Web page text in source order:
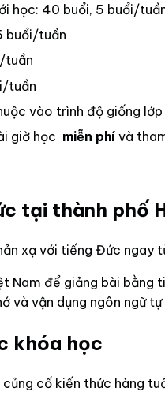
học: 40 buổi, 5 buổi/
buổi/tuần
tuần
tuần
vào trình độ giống
giờ học miễn phí và
tại thành phố
xạ với tiếng Đức ngay
Nam để giảng bài
và vận dụng ngôn ngữ tự
khóa học
cố kiến thức hàng